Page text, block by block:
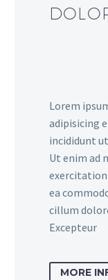
Lorem
adipisicing
incididunt
Ut enim ad
ea
cillum
Excepteur
MORE